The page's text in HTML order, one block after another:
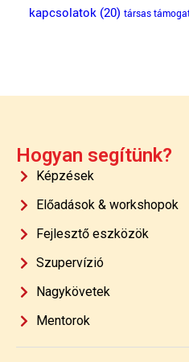
kapcsolatok(20) társas
Hogyan segítünk?
Képzések
Előadások & workshopok
Fejlesztő eszközök
Szupervízió
Nagykövetek
Mentorok